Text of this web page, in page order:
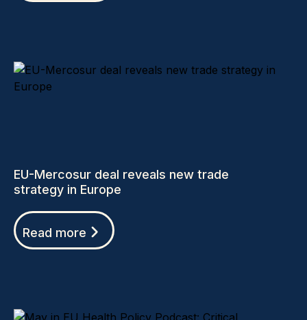
EU-Mercosur deal reveals new trade
strategy in Europe
Read more